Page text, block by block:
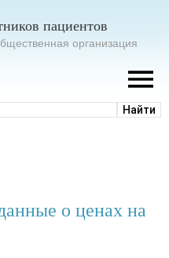
пациентов
организация
о ценах на